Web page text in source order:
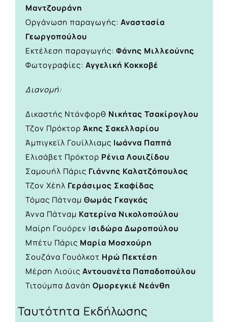
Μαντζουράνη
Οργάνωση παραγωγής: Αναστασία
Γεωργοπούλου
Εκτέλεση παραγωγής: Φάνης Μιλλεούνης
Φωτογραφίες: Αγγελική Κοκκοβέ
Διανομή:
Δικαστής Ντάνφορθ Νικήτας Τσακίρογλου
Τζον Πρόκτορ Άκης Σακελλαρίου
Άμπιγκεϊλ Γουίλλιαμς Ιωάννα Παππά
Ελισάβετ Πρόκτορ Ρένια Λουιζίδου
Σαμουήλ Πάρις Γιάννης Καλατζόπουλος
Τζον Χέηλ Γεράσιμος Σκαφίδας
Τόμας Πάτναμ Θωμάς Γκαγκάς
Άννα Πάτναμ Κατερίνα Νικολοπούλου
Μαίρη Γουόρεν Ισιδώρα Δωροπούλου
Μπέτυ Πάρις Μαρία Μοσχούρη
Σουζάνα Γουόλκοτ Ηρώ Πεκτέση
Μέρση Λιούις Αντουανέτα Παπαδοπούλου
Τιτούμπα Δανάη Ομορεγκιέ Νεάνθη
Ταυτότητα Εκδήλωσης